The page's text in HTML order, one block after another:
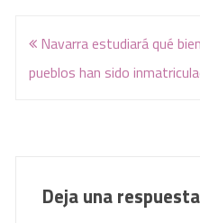
Navegación
de
Navarra estudiará qué
pueblos han sido
Deja una respuesta